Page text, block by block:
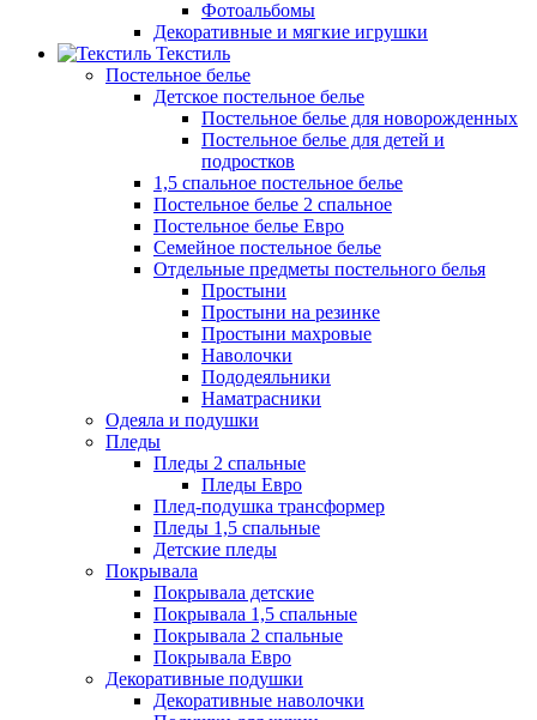
Фотоальбомы
Декоративные и мягкие игрушки
Текстиль
Постельное белье
Детское постельное белье
Постельное белье для новорожденных
Постельное белье для детей и
подростков
1,5 спальное постельное белье
Постельное белье 2 спальное
Постельное белье Евро
Семейное постельное белье
Отдельные предметы постельного белья
Простыни
Простыни на резинке
Простыни махровые
Наволочки
Пододеяльники
Наматрасники
Одеяла и подушки
Пледы
Пледы 2 спальные
Пледы Евро
Плед-подушка трансформер
Пледы 1,5 спальные
Детские пледы
Покрывала
Покрывала детские
Покрывала 1,5 спальные
Покрывала 2 спальные
Покрывала Евро
Декоративные подушки
Декоративные наволочки